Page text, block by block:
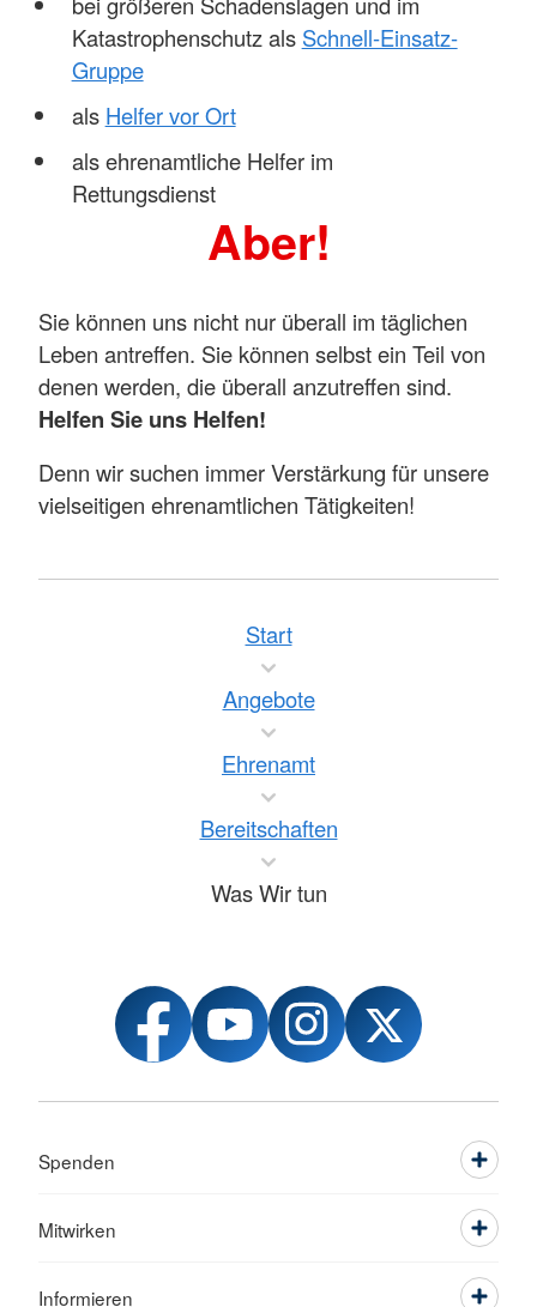
Katastrophenschutz als Schnell-Einsatz-
Gruppe
als Helfer vor Ort
als ehrenamtliche Helfer im
Rettungsdienst
Aber!
Sie können uns nicht nur überall im täglichen
Leben antreffen. Sie können selbst ein Teil von
denen werden, die überall anzutreffen sind.
Helfen Sie uns Helfen!
Denn wir suchen immer Verstärkung für unsere
vielseitigen ehrenamtlichen Tätigkeiten!
Start
Angebote
Ehrenamt
Bereitschaften
Was Wir tun
Spenden
Mitwirken
Informieren